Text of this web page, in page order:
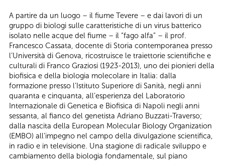
A partire da un luogo – il fiume Tevere – e dai lavori di un
gruppo di biologi sulle caratteristiche di un virus batterico
isolato nelle acque del fiume – il “fago alfa” – il prof.
Francesco Cassata, docente di Storia contemporanea presso
l’Università di Genova, ricostruisce le traiettorie scientifiche e
culturali di Franco Graziosi (1923-2013), uno dei pionieri della
biofisica e della biologia molecolare in Italia: dalla
formazione presso l’Istituto Superiore di Sanità, negli anni
quaranta e cinquanta, all’esperienza del Laboratorio
Internazionale di Genetica e Biofisica di Napoli negli anni
sessanta, al fianco del genetista Adriano Buzzati-Traverso;
dalla nascita della European Molecular Biology Organization
(EMBO) all’impegno nel campo della divulgazione scientifica,
in radio e in televisione. Una stagione di radicale sviluppo e
cambiamento della biologia fondamentale, sul piano